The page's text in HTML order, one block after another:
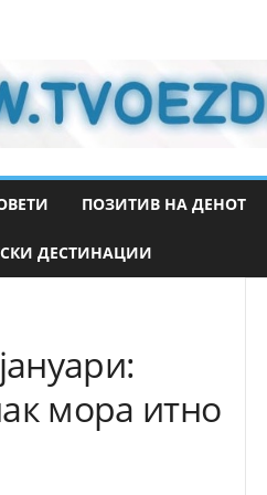
ПОЗИТИВ НА ДЕНОТ
ДЕСТИНАЦИИ
мора итно